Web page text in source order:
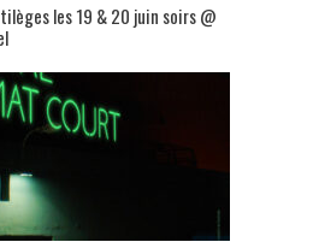
les 19 & 20 juin soirs @